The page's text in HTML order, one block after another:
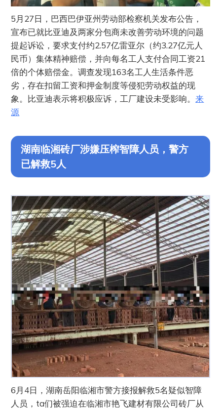
5月27日，巴西巴伊亚州劳动部检察机关发布公告，
宣布已就比亚迪及两家分包商未改善劳动环境的问题
提起诉讼，要求支付约2.57亿雷亚尔（约3.27亿元人
民币）集体精神赔偿，并向每名工人支付合同工资21
倍的个体赔偿金。调查发现163名工人生活条件恶
劣，存在扣留工资和押金制度等侵犯劳动权益的现
象。比亚迪表示将积极应诉，工厂建设未受影响。来
源
湖南临湘砖厂涉嫌压榨智障人员，警方
已解救5人
6月4日，湖南岳阳临湘市警方接报解救5名疑似智障
人员，ta们被强迫在临湘市艳飞建材有限公司砖厂从